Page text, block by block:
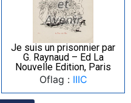
Je suis un prisonnier par
G. Raynaud – Ed La
Nouvelle Edition, Paris
Oflag : IIIC